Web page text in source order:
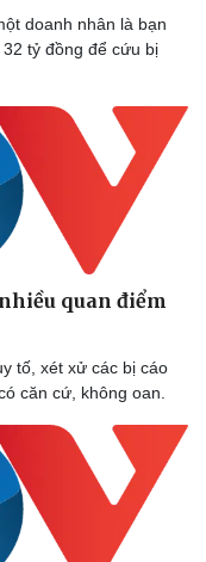
doanh nhân là bạn
tỷ đồng để cứu bị
quan điểm
tố, xét xử các bị cáo
căn cứ, không oan.